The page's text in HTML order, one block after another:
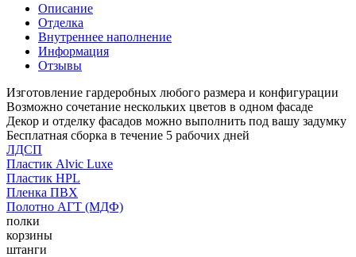
Описание
Отделка
Внутреннее наполнение
Информация
Отзывы
Изготовление гардеробных любого размера и конфигурации
Возможно сочетание нескольких цветов в одном фасаде
Декор и отделку фасадов можно выполнить под вашу задумку
Бесплатная сборка в течение 5 рабочих дней
ЛДСП
Пластик Alvic Luxe
Пластик HPL
Пленка ПВХ
Полотно АГТ (МДФ)
полки
корзины
штанги